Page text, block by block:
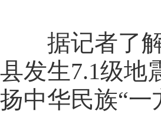
据记者了解
县发生7.1级地
扬中华民族“